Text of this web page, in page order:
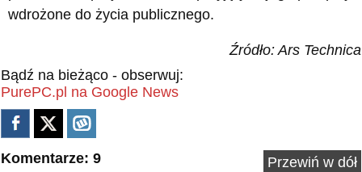
wdrożone do życia publicznego.
Źródło: Ars Technica
Bądź na bieżąco - obserwuj:
PurePC.pl na Google News
Komentarze: 9 Przewiń w dół